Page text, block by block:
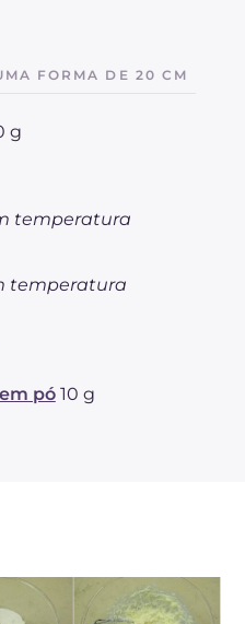
FORMA DE 20 CM
g
temperatura
temperatura
pó 10 g